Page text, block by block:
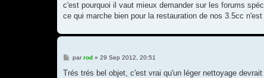
c'est pourquoi il vaut mieux demander sur les forums
ce qui marche bien pour la restauration de nos 3.5cc
M
s
parrod» 29 Sep 2012, 20:51
Trés trés bel objet, c'est vrai qu'un léger nettoyage devrait